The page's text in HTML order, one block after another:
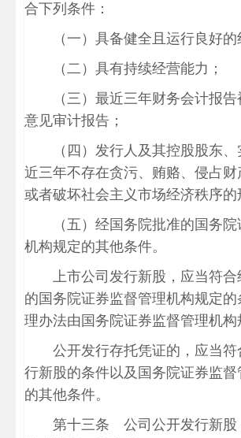
合下列条件：
（一）具备健全且运行良好的
（二）具有持续经营能力；
（三）最近三年财务会计报
意见审计报告；
（四）发行人及其控股股东
近三年不存在贪污、贿赂、侵占
或者破坏社会主义市场经济秩序的
（五）经国务院批准的国务
机构规定的其他条件。
上市公司发行新股，应当符
的国务院证券监督管理机构规定
理办法由国务院证券监督管理机构
公开发行存托凭证的，应当
行新股的条件以及国务院证券监督
的其他条件。
第十三条 公司公开发行新股